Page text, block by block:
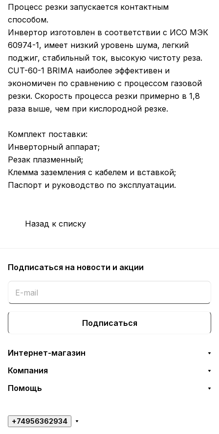
Процесс резки запускается контактным
способом.
Инвертор изготовлен в соответствии с ИСО МЭК
60974-1, имеет низкий уровень шума, легкий
поджиг, стабильный ток, высокую чистоту реза.
CUT-60-1 BRIMA наиболее эффективен и
экономичен по сравнению с процессом газовой
резки. Скорость процесса резки примерно в 1,8
раза выше, чем при кислородной резке.
Комплект поставки:
Инверторный аппарат;
Резак плазменный;
Клемма заземления с кабелем и вставкой;
Паспорт и руководство по эксплуатации.
Назад к списку
Подписаться на новости и акции
Подписаться
Интернет-магазин
Компания
Помощь
+74956362934